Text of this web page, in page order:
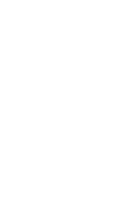
Rückwärtsgänge